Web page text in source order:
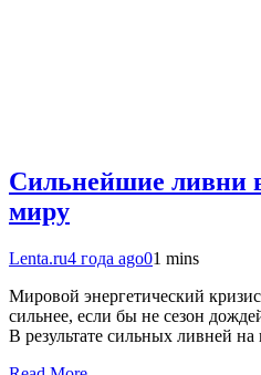
Сильнейшие ливни
миру
Lenta.ru4 года ago01 mins
Мировой энергетический
сильнее, если бы не сезон
В результате сильных ливней